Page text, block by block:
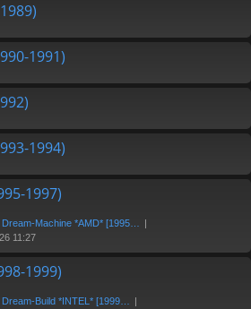
1991)
1994)
1997)
Dream-Machine *AMD* [1995…
11:27
1999)
Dream-Build *INTEL* [1999…